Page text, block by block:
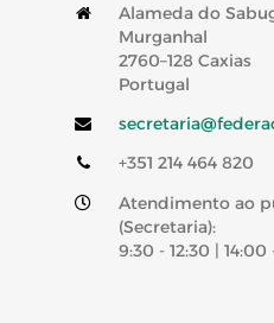
Alameda do
Murganhal
2760–128 Caxias
Portugal
+351 214 464 820
Atendimento ao
(Secretaria):
9:30 - 12:30 | 14:00